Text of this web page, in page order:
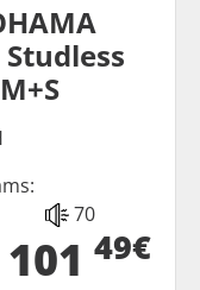
Studless
70
101 49€